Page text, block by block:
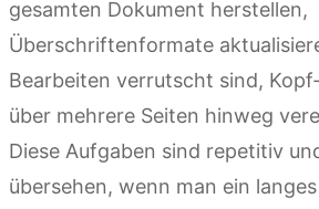
gesamten Dokument herstellen,
Überschriftenformate
Bearbeiten verrutscht sind,
über mehrere Seiten hinweg
Diese Aufgaben sind repetitiv
übersehen, wenn man ein